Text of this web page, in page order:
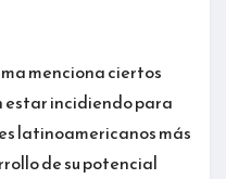
menciona ciertos
estar incidiendo para
latinoamericanos más
de su potencial